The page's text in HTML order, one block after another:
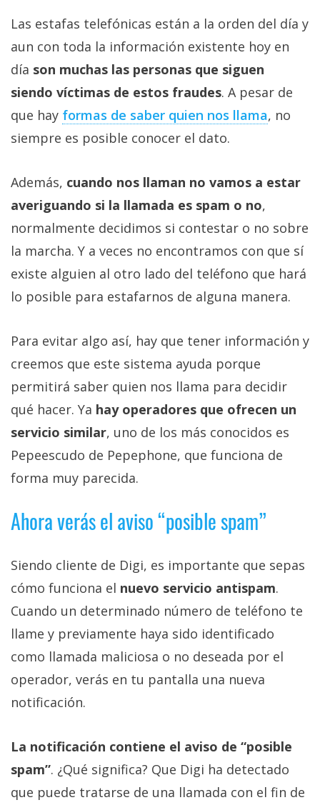
Las estafas telefónicas están a la orden del día y
aun con toda la información existente hoy en
día son muchas las personas que siguen
siendo víctimas de estos fraudes. A pesar de
que hay formas de saber quien nos llama, no
siempre es posible conocer el dato.
Además, cuando nos llaman no vamos a estar
averiguando si la llamada es spam o no,
normalmente decidimos si contestar o no sobre
la marcha. Y a veces no encontramos con que sí
existe alguien al otro lado del teléfono que hará
lo posible para estafarnos de alguna manera.
Para evitar algo así, hay que tener información y
creemos que este sistema ayuda porque
permitirá saber quien nos llama para decidir
qué hacer. Ya hay operadores que ofrecen un
servicio similar, uno de los más conocidos es
Pepeescudo de Pepephone, que funciona de
forma muy parecida.
Ahora verás el aviso “posible spam”
Siendo cliente de Digi, es importante que sepas
cómo funciona el nuevo servicio antispam.
Cuando un determinado número de teléfono te
llame y previamente haya sido identificado
como llamada maliciosa o no deseada por el
operador, verás en tu pantalla una nueva
notificación.
La notificación contiene el aviso de “posible
spam”. ¿Qué significa? Que Digi ha detectado
que puede tratarse de una llamada con el fin de